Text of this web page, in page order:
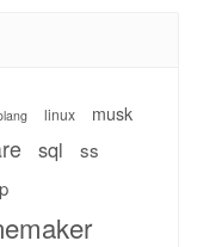
linux musk
sql ss